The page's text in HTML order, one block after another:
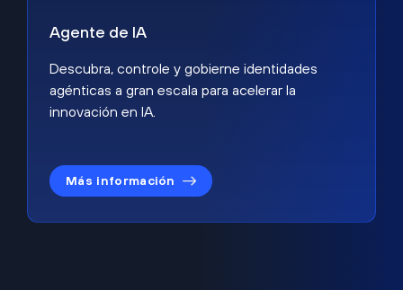
Agente de IA
Descubra, controle y gobierne identidades
agénticas a gran escala para acelerar la
innovación en IA.
Más información